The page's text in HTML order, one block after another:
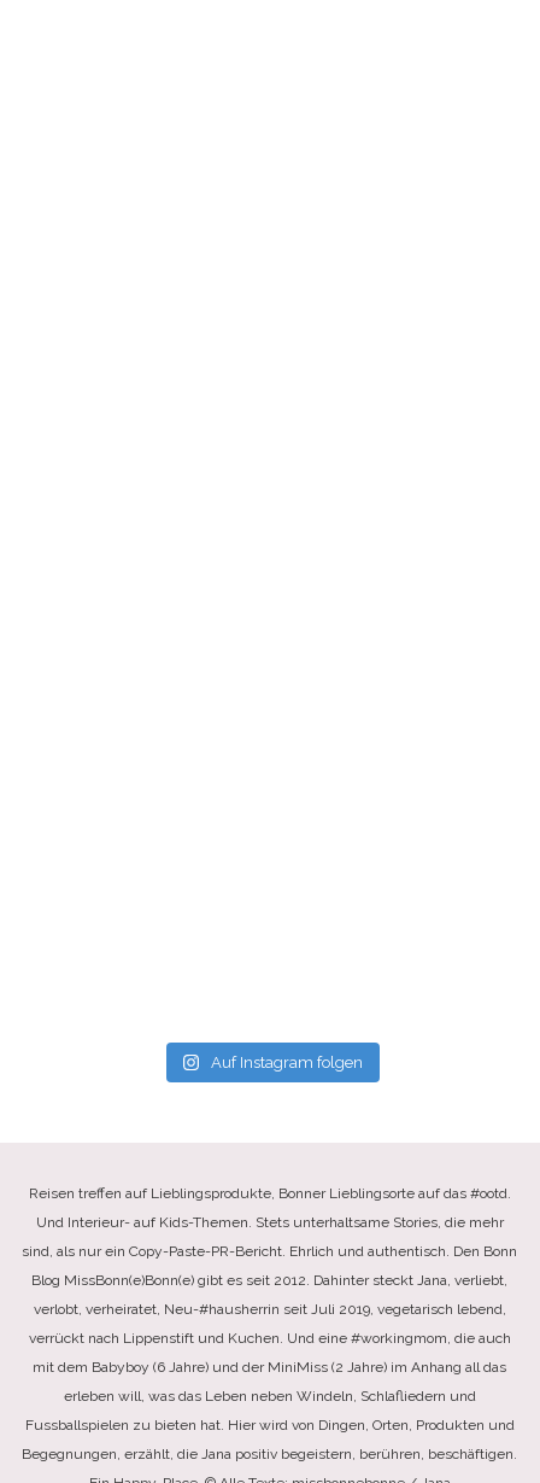
Auf Instagram folgen
Reisen treffen auf Lieblingsprodukte, Bonner Lieblingsorte auf das #ootd.
Und Interieur- auf Kids-Themen. Stets unterhaltsame Stories, die mehr
sind, als nur ein Copy-Paste-PR-Bericht. Ehrlich und authentisch. Den Bonn
Blog MissBonn(e)Bonn(e) gibt es seit 2012. Dahinter steckt Jana, verliebt,
verlobt, verheiratet, Neu-#hausherrin seit Juli 2019, vegetarisch lebend,
verrückt nach Lippenstift und Kuchen. Und eine #workingmom, die auch
mit dem Babyboy (6 Jahre) und der MiniMiss (2 Jahre) im Anhang all das
erleben will, was das Leben neben Windeln, Schlafliedern und
Fussballspielen zu bieten hat. Hier wird von Dingen, Orten, Produkten und
Begegnungen, erzählt, die Jana positiv begeistern, berühren, beschäftigen.